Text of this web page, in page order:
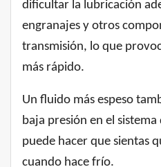
dificultar la lubricación
engranajes y otros
transmisión, lo que
más rápido.
Un fluido más espeso
baja presión en el
puede hacer que sientas
cuando hace frío.